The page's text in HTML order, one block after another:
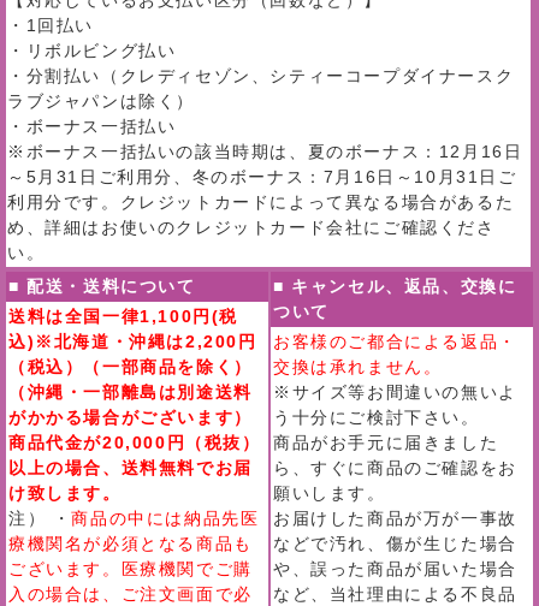
・1回払い
・リボルビング払い
・分割払い（クレディセゾン、シティーコープダイナースク
ラブジャパンは除く）
・ボーナス一括払い
※ボーナス一括払いの該当時期は、夏のボーナス：12月16日
～5月31日ご利用分、冬のボーナス：7月16日～10月31日ご
利用分です。クレジットカードによって異なる場合があるた
め、詳細はお使いのクレジットカード会社にご確認くださ
い。
■ 配送・送料について
送料は全国一律1,100円(税
込)※北海道・沖縄は2,200円
（税込）（一部商品を除く）
（沖縄・一部離島は別途送料
がかかる場合がございます）
商品代金が20,000円（税抜）
以上の場合、送料無料でお届
け致します。
注） ・商品の中には納品先医
療機関名が必須となる商品も
ございます。医療機関でご購
入の場合は、ご注文画面で必
■ キャンセル、返品、交換に
ついて
お客様のご都合による返品・
交換は承れません。
※サイズ等お間違いの無いよ
う十分にご検討下さい。
商品がお手元に届きました
ら、すぐに商品のご確認をお
願いします。
お届けした商品が万が一事故
などで汚れ、傷が生じた場合
や、誤った商品が届いた場合
など、当社理由による不良品